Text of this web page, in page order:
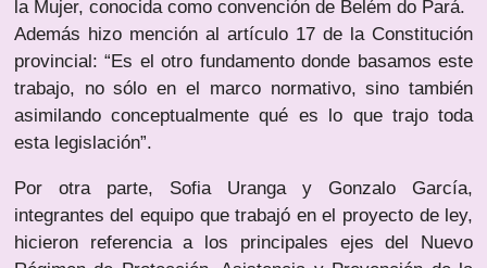
la Mujer, conocida como convención de Belém do Pará.
Además hizo mención al artículo 17 de la Constitución
provincial: “Es el otro fundamento donde basamos este
trabajo, no sólo en el marco normativo, sino también
asimilando conceptualmente qué es lo que trajo toda
esta legislación”.
Por otra parte, Sofia Uranga y Gonzalo García,
integrantes del equipo que trabajó en el proyecto de ley,
hicieron referencia a los principales ejes del Nuevo